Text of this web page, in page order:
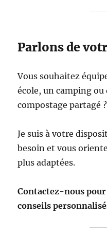
Parlons de
Vous souhaitez
école, un camping
compostage partagé ?
Je suis à votre
besoin et vous
plus adaptées.
Contactez-nous
conseils